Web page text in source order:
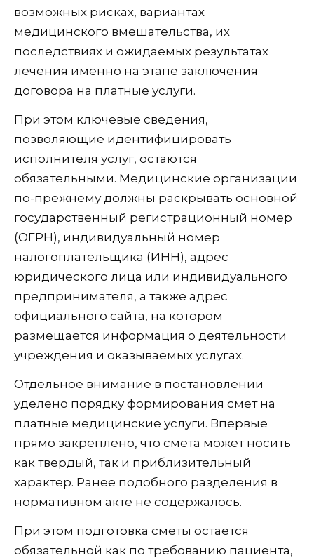
возможных рисках, вариантах
медицинского вмешательства, их
последствиях и ожидаемых результатах
лечения именно на этапе заключения
договора на платные услуги.
При этом ключевые сведения,
позволяющие идентифицировать
исполнителя услуг, остаются
обязательными. Медицинские организации
по-прежнему должны раскрывать основной
государственный регистрационный номер
(ОГРН), индивидуальный номер
налогоплательщика (ИНН), адрес
юридического лица или индивидуального
предпринимателя, а также адрес
официального сайта, на котором
размещается информация о деятельности
учреждения и оказываемых услугах.
Отдельное внимание в постановлении
уделено порядку формирования смет на
платные медицинские услуги. Впервые
прямо закреплено, что смета может носить
как твердый, так и приблизительный
характер. Ранее подобного разделения в
нормативном акте не содержалось.
При этом подготовка сметы остается
обязательной как по требованию пациента,